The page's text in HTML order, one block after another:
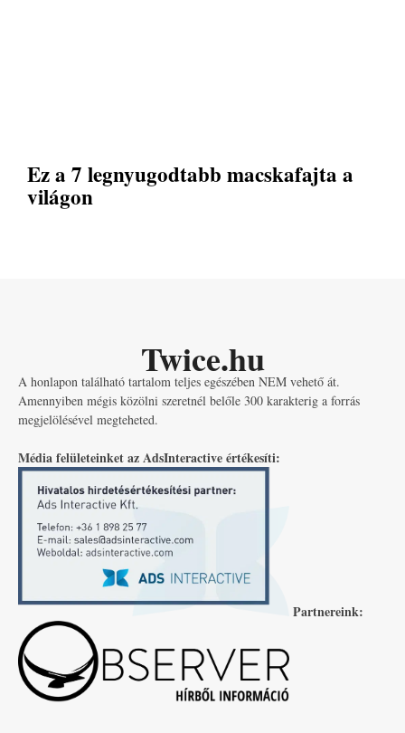
Ez a 7 legnyugodtabb macskafajta a
világon
Twice.hu
A honlapon található tartalom teljes egészében NEM vehető át.
Amennyiben mégis közölni szeretnél belőle 300 karakterig a forrás
megjelölésével megteheted.
Média felületeinket az AdsInteractive értékesíti:
Partnereink: